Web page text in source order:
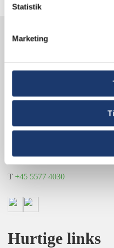
Statistik
Marketing
Jernbuen 1
CVR 13828687
T +45 5577 4030
Hurtige links